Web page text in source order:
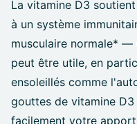
La vitamine D3
à un système
musculaire normale*
peut être utile, en
ensoleillés comme
gouttes de vitamine D3
facilement votre